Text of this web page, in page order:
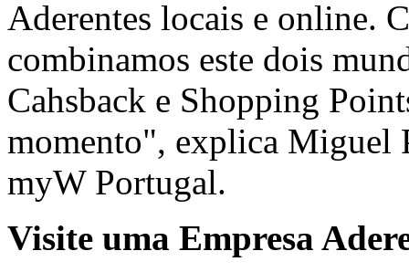
Aderentes locais e online.
combinamos este dois
Cahsback e Shopping
momento", explica Miguel
myW Portugal.
Visite uma Empresa